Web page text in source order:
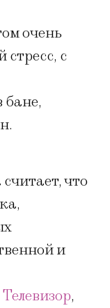
очень
стресс, с
бане,
что
и
Телевизор,